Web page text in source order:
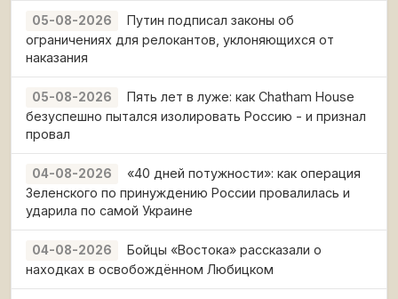
05-08-2026
Путин подписал законы об
ограничениях для релокантов, уклоняющихся от
наказания
05-08-2026
Пять лет в луже: как Chatham House
безуспешно пытался изолировать Россию - и признал
провал
04-08-2026
«40 дней потужности»: как операция
Зеленского по принуждению России провалилась и
ударила по самой Украине
04-08-2026
Бойцы «Востока» рассказали о
находках в освобождённом Любицком